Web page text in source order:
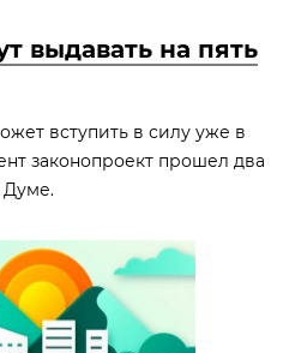
выдавать на пять
вступить в силу уже в
законопроект прошел два
Думе.